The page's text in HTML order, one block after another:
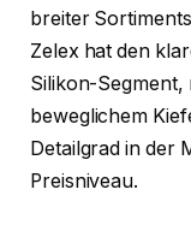
breiter
Zelex hat den
Silikon-Segment,
beweglichem
Detailgrad in der
Preisniveau.